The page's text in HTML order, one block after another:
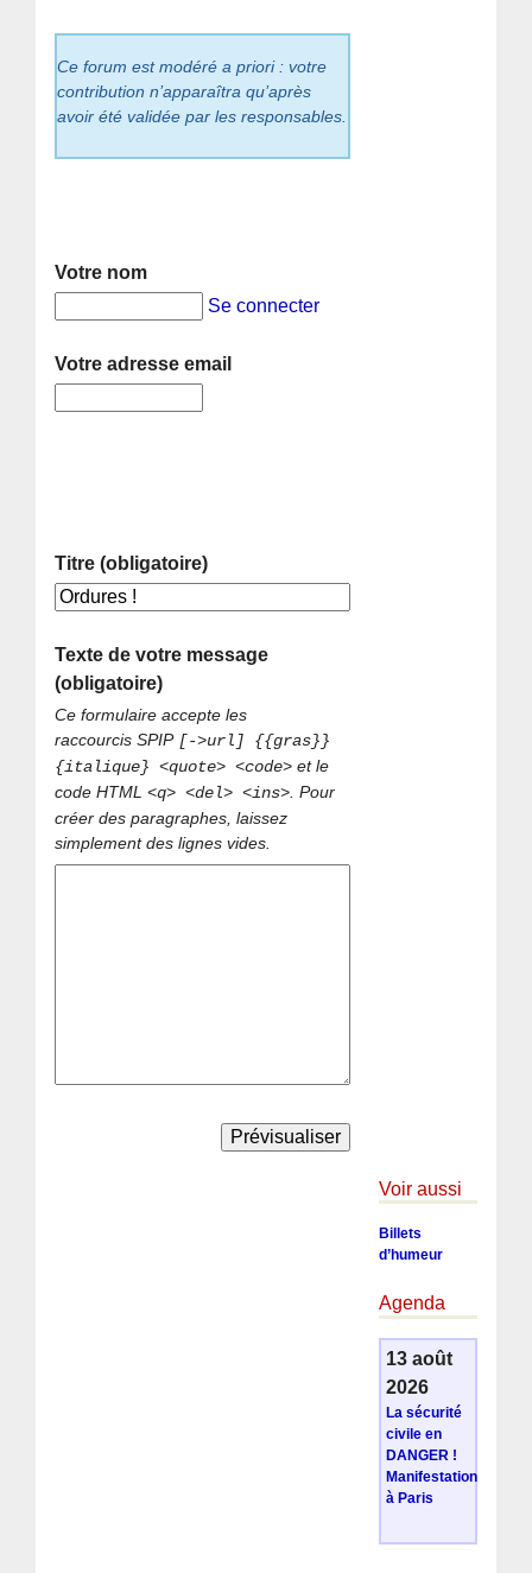
Ce forum est modéré a priori : votre
contribution n’apparaîtra qu’après
avoir été validée par les responsables.
Votre nom
Se connecter
Votre adresse email
Titre (obligatoire)
Texte de votre message
(obligatoire)
Ce formulaire accepte les
raccourcis SPIP [->url] {{gras}}
{italique} <quote> <code> et le
code HTML<q> <del> <ins> . Pour
créer des paragraphes, laissez
simplement des lignes vides.
Voir aussi
Billets
d’humeur
Agenda
13 août
2026
La sécurité
civile en
DANGER !
Manifestation
à Paris